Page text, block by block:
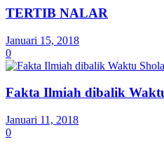
TERTIB NALAR
Januari 15, 2018
0
Fakta Ilmiah dibalik
Januari 11, 2018
0